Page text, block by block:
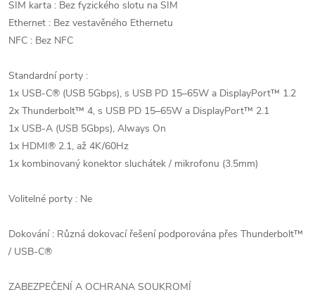
SIM karta : Bez fyzického slotu na SIM
Ethernet : Bez vestavěného Ethernetu
NFC : Bez NFC
Standardní porty :
1x USB-C® (USB 5Gbps), s USB PD 15–65W a DisplayPort™ 1.2
2x Thunderbolt™ 4, s USB PD 15–65W a DisplayPort™ 2.1
1x USB-A (USB 5Gbps), Always On
1x HDMI® 2.1, až 4K/60Hz
1x kombinovaný konektor sluchátek / mikrofonu (3.5mm)
Volitelné porty : Ne
Dokování : Různá dokovací řešení podporována přes Thunderbolt™
/ USB-C®
ZABEZPEČENÍ A OCHRANA SOUKROMÍ